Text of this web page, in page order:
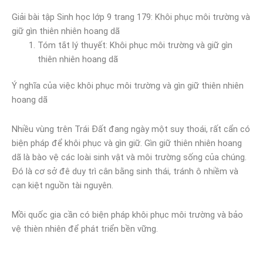
Giải bài tập Sinh học lớp 9 trang 179: Khôi phục môi trường và
giữ gìn thiên nhiên hoang dã
Tóm tắt lý thuyết: Khôi phục môi trường và giữ gìn
thiên nhiên hoang dã
Ý nghĩa của việc khôi phục môi trường và gìn giữ thiên nhiên
hoang dã
Nhiều vùng trên Trái Đất đang ngày một suy thoái, rất cẩn có
biện pháp để khôi phục và gìn giữ. Gìn giữ thiên nhiên hoang
dã là bào vệ các loài sinh vật và môi trường sống của chúng.
Đó là cơ sở đê duy trì cân bằng sinh thái, tránh ô nhiềm và
cạn kiệt nguồn tài nguyên.
Mồi quốc gia cần có biện pháp khôi phục môi trường và bảo
vệ thièn nhiên để phát triển bền vững.